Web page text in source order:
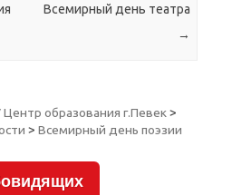
Всемирный день театра
→
образования г.Певек>
> Всемирный день поэзии